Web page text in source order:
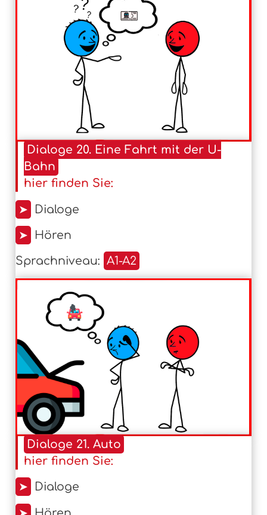
Dialoge 20. Eine Fahrt mit der U-
Bahn
hier finden Sie:
➤ Dialoge
➤ Hören
Sprachniveau: A1-A2
Dialoge 21. Auto
hier finden Sie:
➤ Dialoge